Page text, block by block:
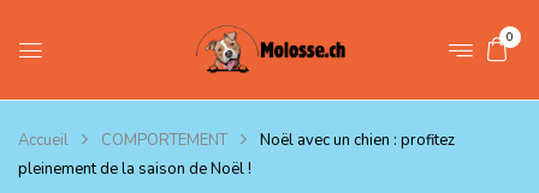
0
Accueil COMPORTEMENT
Noël avec un chien : profitez
pleinement de la saison de Noël !